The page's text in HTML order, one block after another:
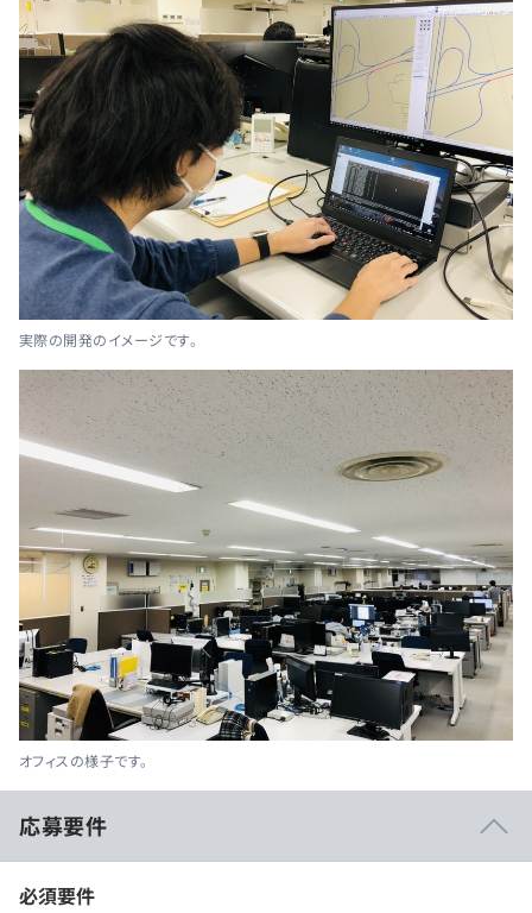
実際の開発のイメージです。
オフィスの様子です。
応募要件
必須要件